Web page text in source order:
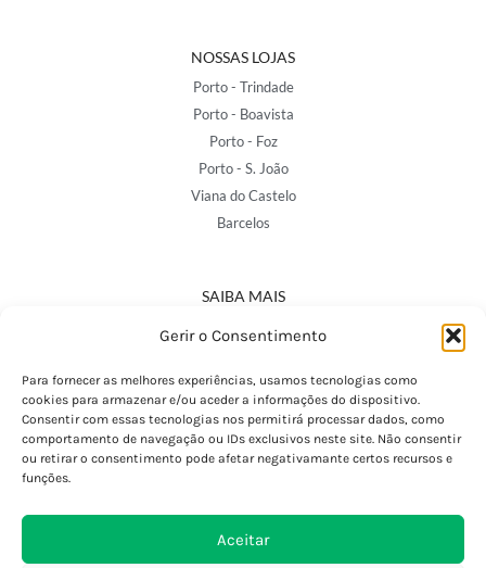
Gerir o Consentimento
Para fornecer as melhores experiências, usamos tecnologias como
cookies para armazenar e/ou aceder a informações do dispositivo.
Consentir com essas tecnologias nos permitirá processar dados, como
comportamento de navegação ou IDs exclusivos neste site. Não consentir
ou retirar o consentimento pode afetar negativamante certos recursos e
funções.
Aceitar
NOSSAS LOJAS
Porto - Trindade
Porto - Boavista
Porto - Foz
Porto - S. João
Viana do Castelo
Barcelos
SAIBA MAIS
Política de Privacidade
Termos e Condições
Perguntas Frequentes
Custos de Envio
Encomendas Internacionais
Devoluções e Trocas